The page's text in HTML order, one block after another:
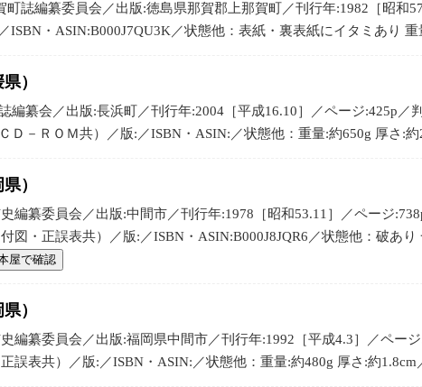
町誌編纂委員会／出版:徳島県那賀郡上那賀町／刊行年:1982［昭和
ISBN・ASIN:B000J7QU3K／状態他：表紙・裏表紙にイタミあり 重
）
編纂会／出版:長浜町／刊行年:2004［平成16.10］／ページ:425p／
Ｄ－ＲＯＭ共）／版:／ISBN・ASIN:／状態他：重量:約650g 厚さ:約
）
編纂委員会／出版:中間市／刊行年:1978［昭和53.11］／ページ
図・正誤表共）／版:／ISBN・ASIN:B000J8JQR6／状態他：破あ
屋で確認
）
編纂委員会／出版:福岡県中間市／刊行年:1992［平成4.3］／ペー
誤表共）／版:／ISBN・ASIN:／状態他：重量:約480g 厚さ:約1.8cm